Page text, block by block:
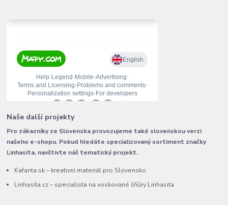
Naše další projekty
Pro zákazníky ze Slovenska provozujeme také slovenskou verzi
našeho e-shopu. Pokud hledáte specializovaný sortiment značky
Linhasita, navštivte náš tematický projekt.
Kafanta.sk – kreativní materiál pro Slovensko
Linhasita.cz – specialista na voskované šňůry Linhasita